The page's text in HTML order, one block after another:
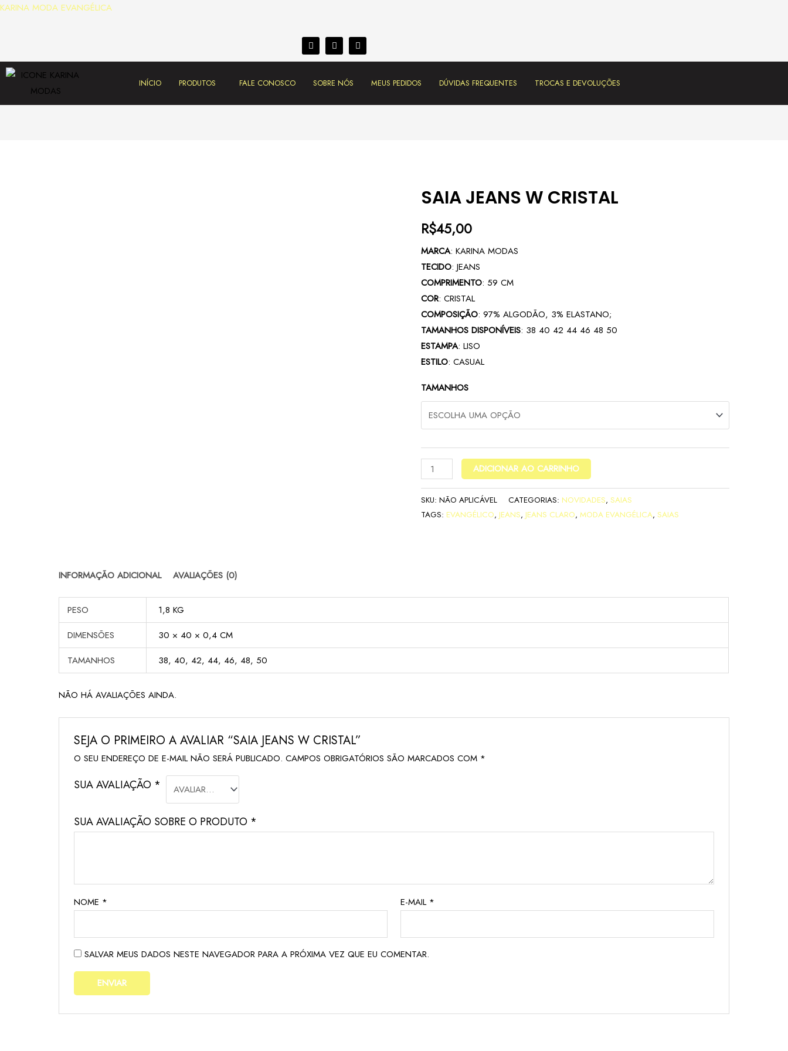
KARINA MODA EVANGÉLICA
INÍCIO PRODUTOS FALE CONOSCO SOBRE NÓS MEUS PEDIDOS DÚVIDAS FREQUENTES TROCAS E DEVOLUÇÕES
SAIA JEANS W CRISTAL
R$45,00
MARCA: KARINA MODAS
TECIDO: JEANS
COMPRIMENTO: 59 CM
COR: CRISTAL
COMPOSIÇÃO: 97% ALGODÃO, 3% ELASTANO;
TAMANHOS DISPONÍVEIS: 38 40 42 44 46 48 50
ESTAMPA: LISO
ESTILO: CASUAL
TAMANHOS
ADICIONAR AO CARRINHO
SKU: NÃO APLICÁVEL CATEGORIAS: NOVIDADES, SAIAS
TAGS: EVANGÉLICO, JEANS, JEANS CLARO, MODA EVANGÉLICA, SAIAS
INFORMAÇÃO ADICIONAL AVALIAÇÕES (0)
PESO
1,8 KG
DIMENSÕES
30 × 40 × 0,4 CM
TAMANHOS
38, 40, 42, 44, 46, 48, 50
NÃO HÁ AVALIAÇÕES AINDA.
SEJA O PRIMEIRO A AVALIAR “SAIA JEANS W CRISTAL”
O SEU ENDEREÇO DE E-MAIL NÃO SERÁ PUBLICADO. CAMPOS OBRIGATÓRIOS SÃO MARCADOS COM *
SUA AVALIAÇÃO *
SUA AVALIAÇÃO SOBRE O PRODUTO *
NOME * E-MAIL *
SALVAR MEUS DADOS NESTE NAVEGADOR PARA A PRÓXIMA VEZ QUE EU COMENTAR.